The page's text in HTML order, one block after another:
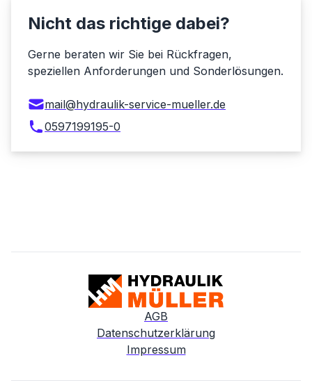
Nicht das richtige dabei?
Gerne beraten wir Sie bei Rückfragen,
speziellen Anforderungen und Sonderlösungen.
mail@hydraulik-service-mueller.de
0597199195-0
AGB
Datenschutzerklärung
Impressum